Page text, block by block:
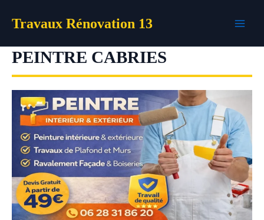
Travaux Rénovation 13
PEINTRE CABRIES